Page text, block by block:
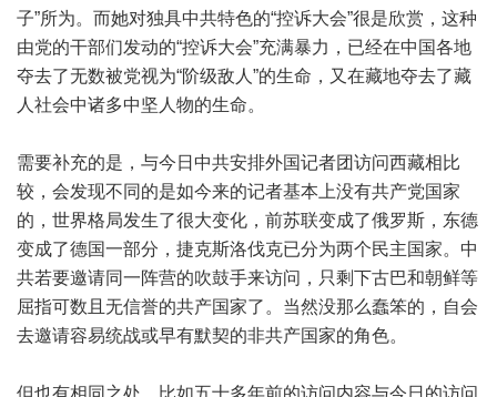
子”所为。而她对独具中共特色的“控诉大会”很是欣赏，这种
由党的干部们发动的“控诉大会”充满暴力，已经在中国各地
夺去了无数被党视为“阶级敌人”的生命，又在藏地夺去了藏
人社会中诸多中坚人物的生命。
需要补充的是，与今日中共安排外国记者团访问西藏相比
较，会发现不同的是如今来的记者基本上没有共产党国家
的，世界格局发生了很大变化，前苏联变成了俄罗斯，东德
变成了德国一部分，捷克斯洛伐克已分为两个民主国家。中
共若要邀请同一阵营的吹鼓手来访问，只剩下古巴和朝鲜等
屈指可数且无信誉的共产国家了。当然没那么蠢笨的，自会
去邀请容易统战或早有默契的非共产国家的角色。
但也有相同之处。比如五十多年前的访问内容与今日的访问